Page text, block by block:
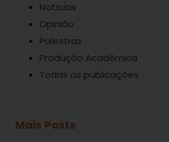
Notícias
Opinião
Palestras
Produção Acadêmica
Todas as publicações
Mais Posts